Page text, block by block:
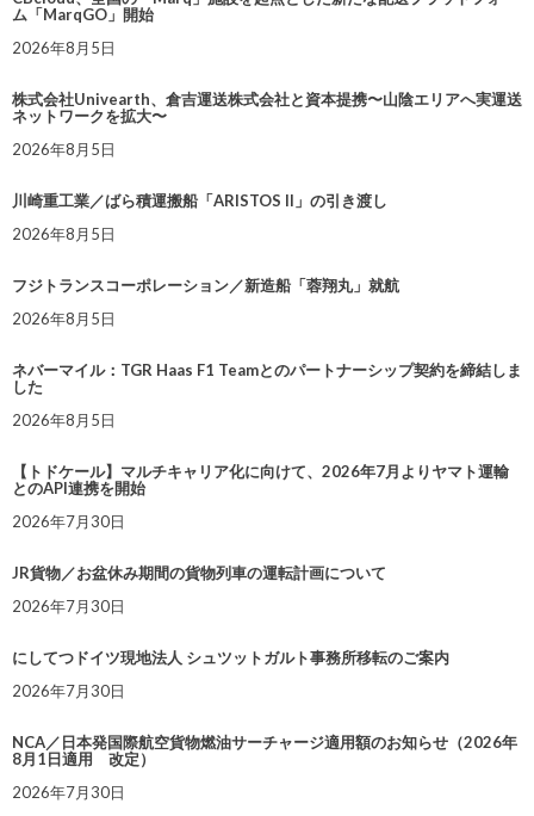
ム「MarqGO」開始
2026年8月5日
株式会社Univearth、倉吉運送株式会社と資本提携〜山陰エリアへ実運送
ネットワークを拡大〜
2026年8月5日
川崎重工業／ばら積運搬船「ARISTOS II」の引き渡し
2026年8月5日
フジトランスコーポレーション／新造船「蓉翔丸」就航
2026年8月5日
ネバーマイル：TGR Haas F1 Teamとのパートナーシップ契約を締結しま
した
2026年8月5日
【トドケール】マルチキャリア化に向けて、2026年7月よりヤマト運輸
とのAPI連携を開始
2026年7月30日
JR貨物／お盆休み期間の貨物列車の運転計画について
2026年7月30日
にしてつドイツ現地法人 シュツットガルト事務所移転のご案内
2026年7月30日
NCA／日本発国際航空貨物燃油サーチャージ適用額のお知らせ（2026年
8月1日適用 改定）
2026年7月30日